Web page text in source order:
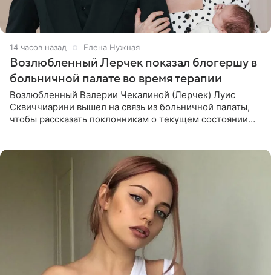
14 часов назад Елена Нужная
Возлюбленный Лерчек показал блогершу в
больничной палате во время терапии
Возлюбленный Валерии Чекалиной (Лерчек) Луис
Сквиччиарини вышел на связь из больничной палаты,
чтобы рассказать поклонникам о текущем состоянии